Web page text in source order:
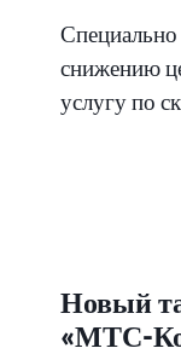
снижению
услугу по
Новый
«МТС-